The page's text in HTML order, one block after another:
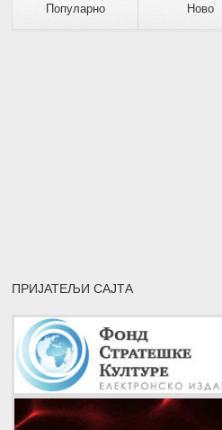
Популарно Ново
ПРИЈАТЕЉИ САЈТА